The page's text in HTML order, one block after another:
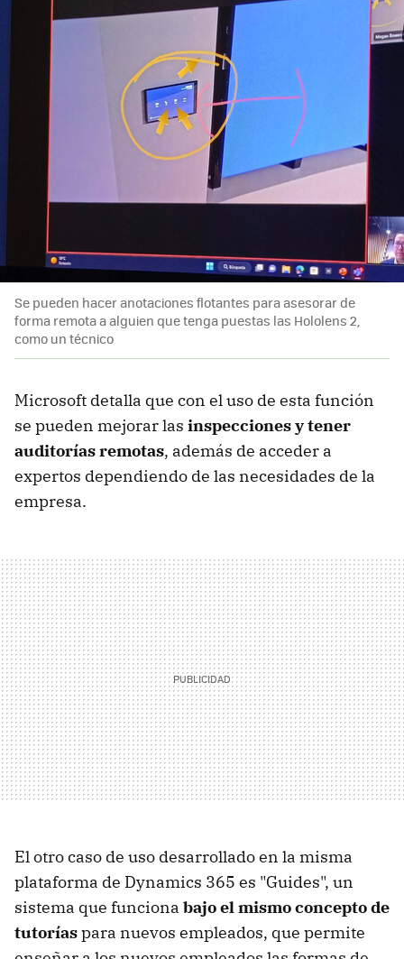
Se pueden hacer anotaciones flotantes para asesorar de
forma remota a alguien que tenga puestas las Hololens 2,
como un técnico
Microsoft detalla que con el uso de esta función
se pueden mejorar las inspecciones y tener
auditorías remotas, además de acceder a
expertos dependiendo de las necesidades de la
empresa.
El otro caso de uso desarrollado en la misma
plataforma de Dynamics 365 es "Guides", un
sistema que funciona bajo el mismo concepto de
tutoríaspara nuevos empleados, que permite